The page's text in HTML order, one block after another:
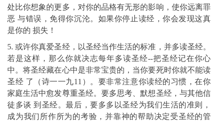
处比你想象的更多，对你的品格有无形的影响，使你远离罪
恶 与错误，免得你沉沦。如果你停止读经，你会发现这真
是你的 损失！
5. 或许你真爱圣经，以圣经当作生活的标准，并多读圣经。
若是这样，那么你就决志每年多读圣经--把圣经记在你心
中。将圣经藏在心中是非常宝贵的，当你要死时你就不能读
圣经 了（诗一一九11）。要非常注意你读经的习惯，在你
家庭生活中愈发尊重圣经。要多思考、默想圣经，与其他信
徒多谈 到圣经。最后，要多多以圣经为我们生活的准则，
成为我们所作所为的考验，并靠神的帮助决定受圣经的管